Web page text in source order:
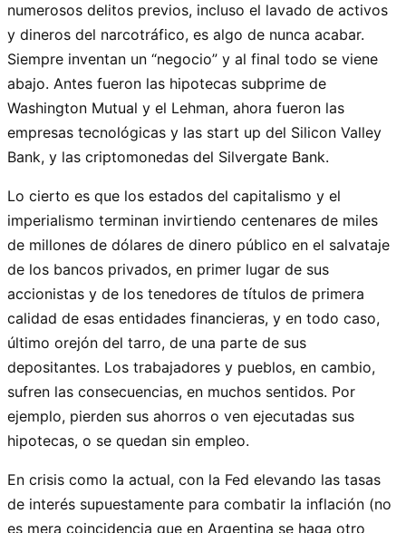
numerosos delitos previos, incluso el lavado de activos
y dineros del narcotráfico, es algo de nunca acabar.
Siempre inventan un “negocio” y al final todo se viene
abajo. Antes fueron las hipotecas subprime de
Washington Mutual y el Lehman, ahora fueron las
empresas tecnológicas y las start up del Silicon Valley
Bank, y las criptomonedas del Silvergate Bank.
Lo cierto es que los estados del capitalismo y el
imperialismo terminan invirtiendo centenares de miles
de millones de dólares de dinero público en el salvataje
de los bancos privados, en primer lugar de sus
accionistas y de los tenedores de títulos de primera
calidad de esas entidades financieras, y en todo caso,
último orejón del tarro, de una parte de sus
depositantes. Los trabajadores y pueblos, en cambio,
sufren las consecuencias, en muchos sentidos. Por
ejemplo, pierden sus ahorros o ven ejecutadas sus
hipotecas, o se quedan sin empleo.
En crisis como la actual, con la Fed elevando las tasas
de interés supuestamente para combatir la inflación (no
es mera coincidencia que en Argentina se haga otro